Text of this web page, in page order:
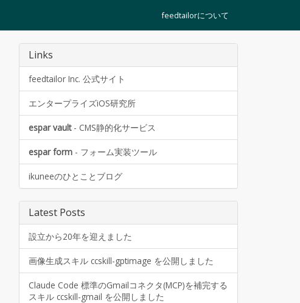
feedtailorについて
Links
feedtailor Inc. 公式サイト
エンタープライズiOS研究所
espar vault- CMS静的化サービス
espar form - フォーム実装ツール
ikuneeのひとことブログ
Latest Posts
設立から20年を迎えました
画像生成スキル ccskill-gptimage を公開しました
Claude Code 標準のGmailコネクタ(MCP)を補完する
スキル ccskill-gmail を公開しました